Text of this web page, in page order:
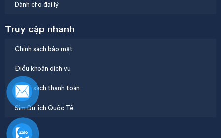
Dành cho đại lý
Truy cập nhanh
Chính sách bảo mật
Điều khoản dịch vụ
Chính sách thanh toán
Sim Du lịch Quốc Tế